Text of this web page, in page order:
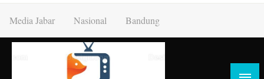
content
Media Jabar Nasional Bandung